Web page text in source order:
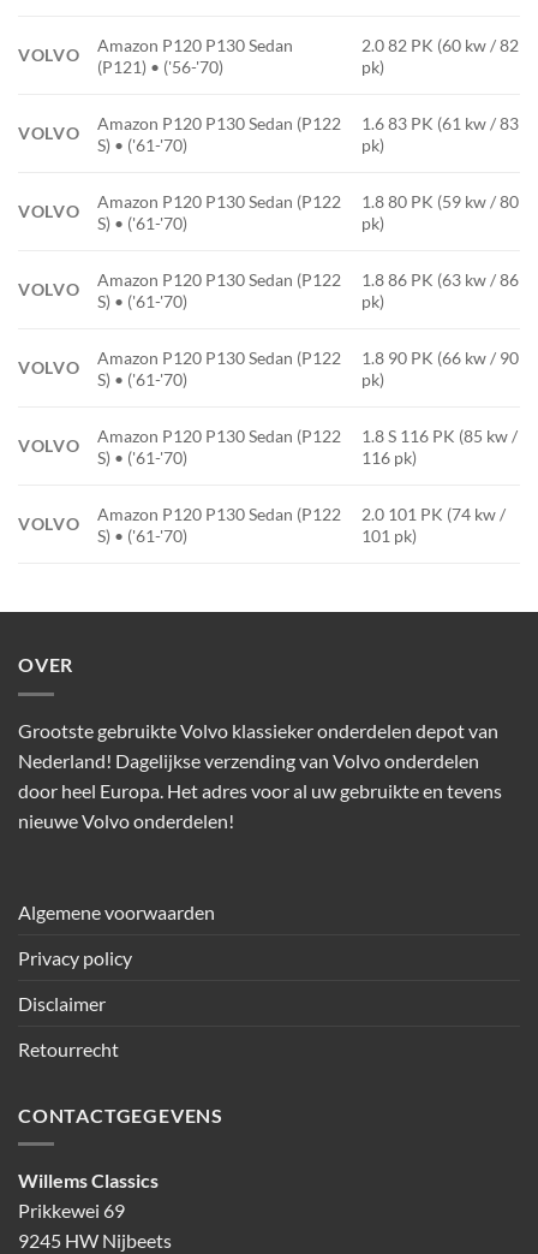
VOLVO
Amazon P120 P130 Sedan
(P121) • ('56-'70)
2.0 82 PK (60 kw / 82
pk)
VOLVO
Amazon P120 P130 Sedan (P122
S) • ('61-'70)
1.6 83 PK (61 kw / 83
pk)
VOLVO
Amazon P120 P130 Sedan (P122
S) • ('61-'70)
1.8 80 PK (59 kw / 80
pk)
VOLVO
Amazon P120 P130 Sedan (P122
S) • ('61-'70)
1.8 86 PK (63 kw / 86
pk)
VOLVO
Amazon P120 P130 Sedan (P122
S) • ('61-'70)
1.8 90 PK (66 kw / 90
pk)
VOLVO
Amazon P120 P130 Sedan (P122
S) • ('61-'70)
1.8 S 116 PK (85 kw /
116 pk)
VOLVO
Amazon P120 P130 Sedan (P122
S) • ('61-'70)
2.0 101 PK (74 kw /
101 pk)
OVER
Grootste gebruikte Volvo klassieker onderdelen depot van
Nederland! Dagelijkse verzending van Volvo onderdelen
door heel Europa. Het adres voor al uw gebruikte en tevens
nieuwe Volvo onderdelen!
Algemene voorwaarden
Privacy policy
Disclaimer
Retourrecht
CONTACTGEGEVENS
Willems Classics
Prikkewei 69
9245 HW Nijbeets